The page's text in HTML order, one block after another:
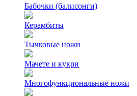
Бабочки (балисонги)
Керамбиты
Тычковые ножи
Мачете и кукри
Многофункциональные ножи